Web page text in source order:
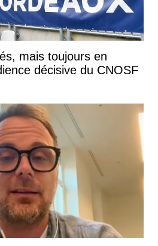
mais toujours en
décisive du CNOSF